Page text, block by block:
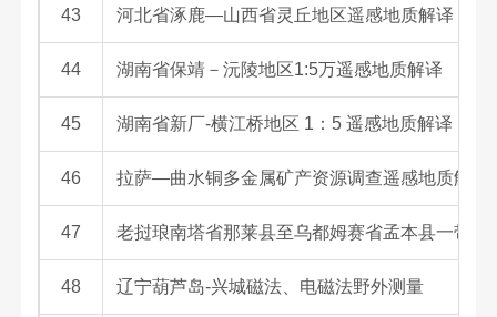
43 河北省涿鹿—山西省灵丘地区遥感地质解译
44 湖南省保靖－沅陵地区1:5万遥感地质解译
45 湖南省新厂-横江桥地区 1：5 遥感地质解译
46 拉萨—曲水铜多金属矿产资源调查遥感地质解译
47 老挝琅南塔省那莱县至乌都姆赛省孟本县一带铜
48 辽宁葫芦岛-兴城磁法、电磁法野外测量